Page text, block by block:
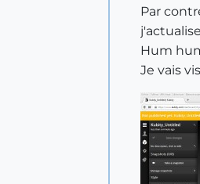
Par
Hum
Je vais